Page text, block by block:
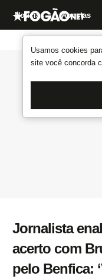
Usamos cookies
site você concorda
Notícias Apostas
Jornalista
acerto com
pelo Benfica: